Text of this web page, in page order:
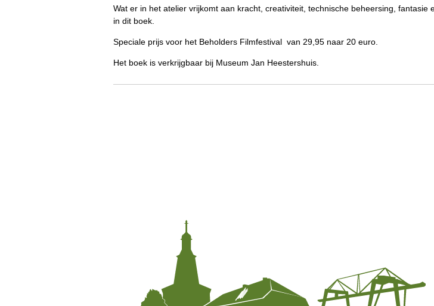
Wat er in het atelier vrijkomt aan kracht, creativiteit, technische beheersing,
in dit boek.
Speciale prijs voor het Beholders Filmfestival van 29,95 naar 20 euro.
Het boek is verkrijgbaar bij Museum Jan Heestershuis.